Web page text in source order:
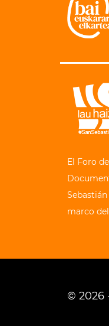
El Foro
marco
© 2026